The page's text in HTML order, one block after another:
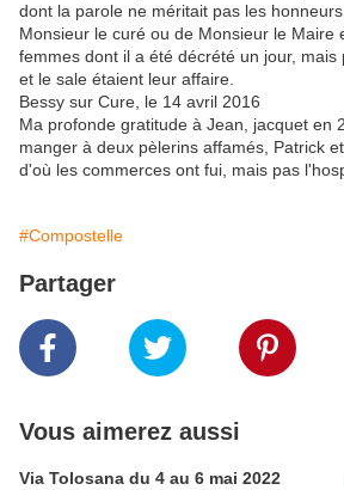
dont la parole ne méritait pas les
Monsieur le curé ou de Monsieur le Maire
femmes dont il a été décrété un jour,
et le sale étaient leur affaire.
Bessy sur Cure, le 14 avril 2016
Ma profonde gratitude à Jean, jacquet en
manger à deux pèlerins affamés, Patrick
d'où les commerces ont fui, mais pas
#Compostelle
Partager
Vous aimerez aussi
Via Tolosana du 4 au 6 mai 2022